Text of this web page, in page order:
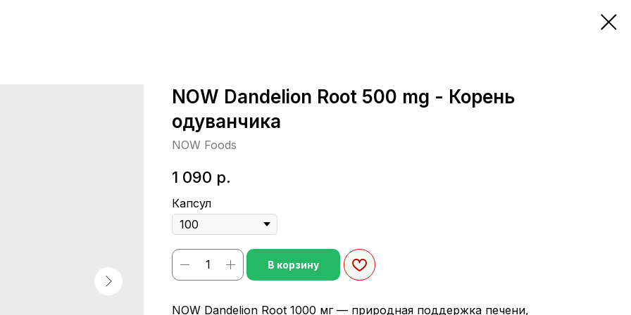
NOW Dandelion Root 500 mg - Корень
одуванчика
NOW Foods
1 090 р.
Капсул
В корзину
NOW Dandelion Root 1000 мг — природная поддержка печени,